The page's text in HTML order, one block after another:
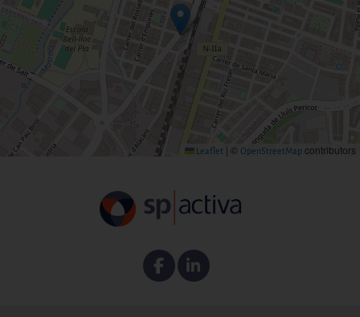
Leaflet | © OpenStreetMap contributors
FacebookLinkedin